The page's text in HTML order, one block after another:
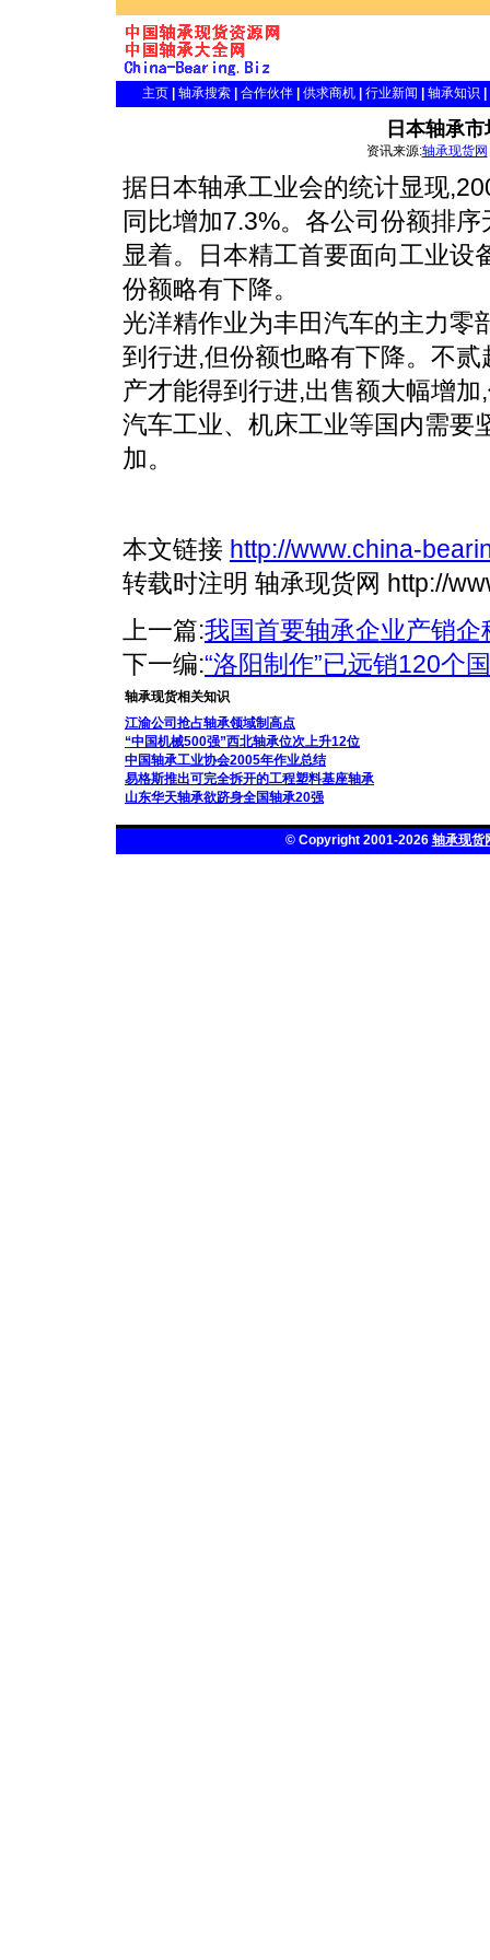
主页 轴承搜索 合作伙伴 供求商机 行业新闻 轴承知识
日本轴承
资讯来源:轴承现货网
据日本轴承工业会的统计显现
同比增加7.3%。各公司份额排
显着。日本精工首要面向工业设
份额略有下降。
光洋精作业为丰田汽车的主力零
到行进,但份额也略有下降。不
产才能得到行进,出售额大幅增
汽车工业、机床工业等国内需要
加。
本文链接 http://www.china-
转载时注明 轴承现货网 http://
上一篇:我国首要轴承企业产销企
下一编:“洛阳制作”已远销120个
轴承现货相关知识
江渝公司抢占轴承领域制高点
“中国机械500强”西北轴承位次上升12位
中国轴承工业协会2005年作业总结
易格斯推出可完全拆开的工程塑料基座轴承
山东华天轴承欲跻身全国轴承20强
© Copyright 2001-2026 轴承现货